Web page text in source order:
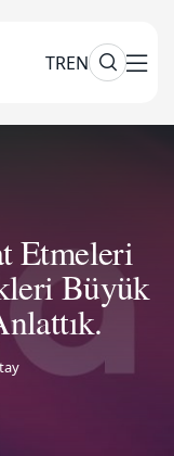
TREN
Etmeleri
Büyük